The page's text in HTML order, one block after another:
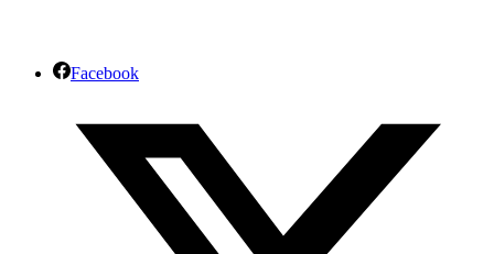
Facebook